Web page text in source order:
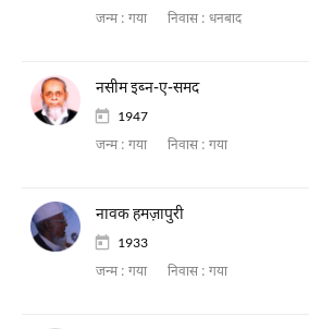
जन्म : गया निवास : धनबाद
नसीम इब्न-ए-समद
1947
जन्म : गया निवास : गया
नावक हमज़ापुरी
1933
जन्म : गया निवास : गया